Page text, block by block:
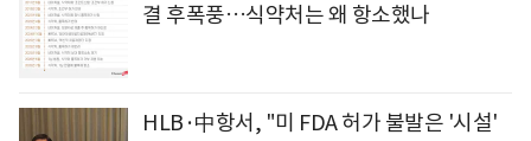
결 후폭풍…식약처는 왜 항소했나
HLB·中항서, "미 FDA 허가 불발은 '시설'